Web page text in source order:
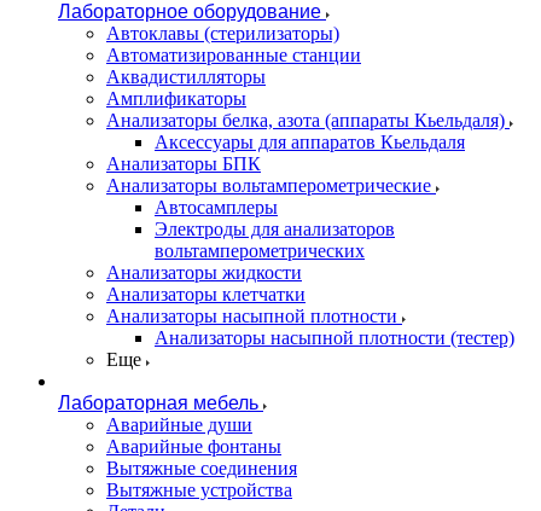
Лабораторное оборудование
Автоклавы (стерилизаторы)
Автоматизированные станции
Аквадистилляторы
Амплификаторы
Анализаторы белка, азота (аппараты Кьельдаля)
Аксессуары для аппаратов Кьельдаля
Анализаторы БПК
Анализаторы вольтамперометрические
Автосамплеры
Электроды для анализаторов
вольтамперометрических
Анализаторы жидкости
Анализаторы клетчатки
Анализаторы насыпной плотности
Анализаторы насыпной плотности (тестер)
Еще
Лабораторная мебель
Аварийные души
Аварийные фонтаны
Вытяжные соединения
Вытяжные устройства